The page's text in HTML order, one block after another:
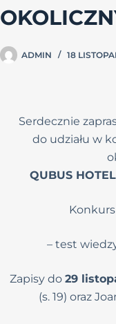
ADMIN 18
Serdecznie
do udziału w
QUBUS
– test
Zapisy do 29
(s. 19) oraz